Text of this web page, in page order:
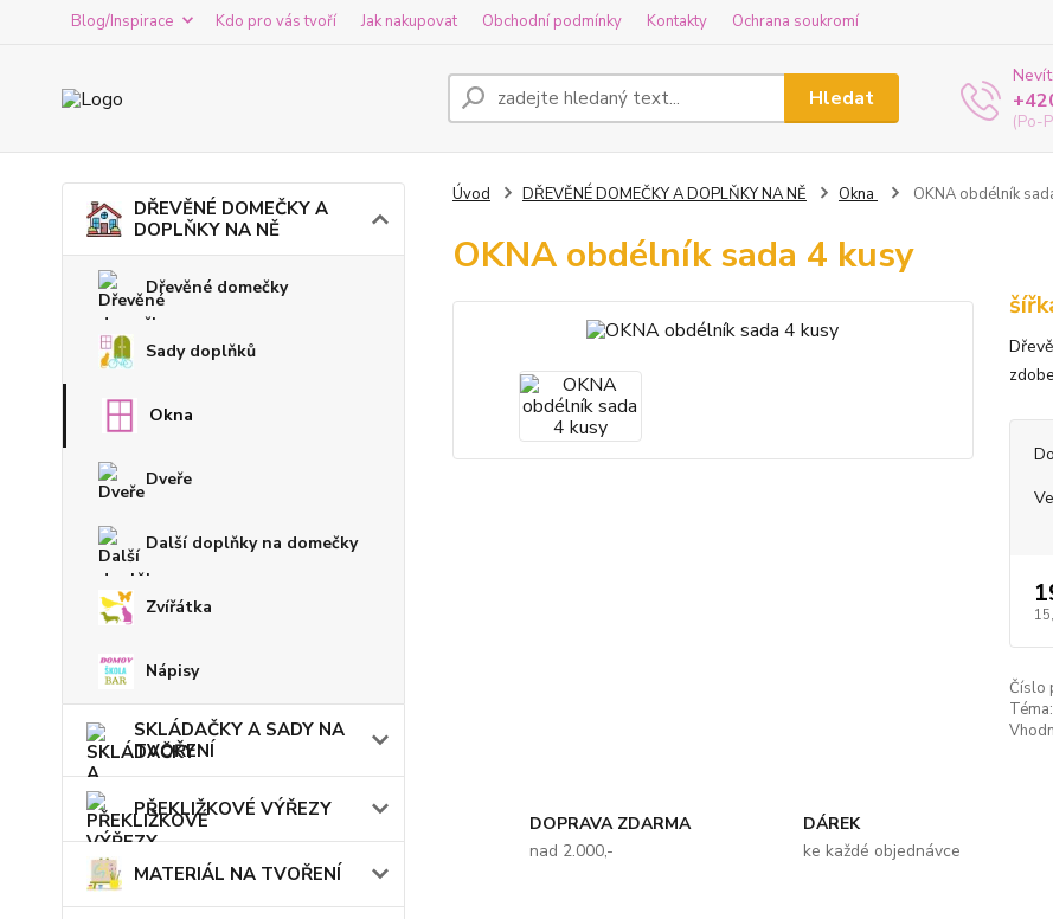
Blog/Inspirace Kdo pro vás tvoří Jak nakupovat Obchodní podmínky Kontakty Ochrana soukromí
Hledat
(Po-
DŘEVĚNÉ DOMEČKY A
DOPLŇKY NA NĚ
Dřevěné domečky
Sady doplňků
Okna
Dveře
Další doplňky na domečky
Zvířátka
Nápisy
SKLÁDAČKY A SADY NA
TVOŘENÍ
PŘEKLIŽKOVÉ VÝŘEZY
MATERIÁL NA TVOŘENÍ
Úvod DŘEVĚNÉ DOMEČKY A DOPLŇKY NA NĚ Okna OKNA obdélník
OKNA obdélník sada 4 kusy
Číslo
Téma:
DOPRAVA ZDARMA
nad 2.000,-
DÁREK
ke každé objednávce